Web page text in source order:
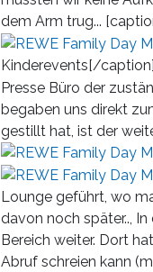
dem Arm trug...
Kinderevents[/caption]
Presse Büro der
begaben uns direkt
gestillt hat, ist der
Lounge geführt, wo
davon noch später..,
Bereich weiter. Dort
Abruf schreien kann